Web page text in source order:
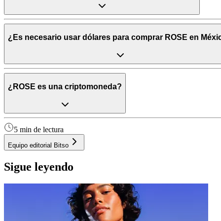
¿Es necesario usar dólares para comprar ROSE en
¿ROSE es una criptomoneda?
5 min de lectura
Equipo editorial Bitso
Sigue leyendo